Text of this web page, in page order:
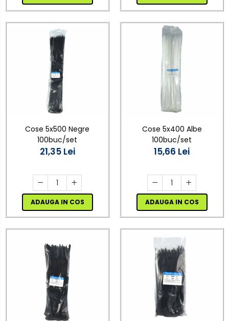
Cose 5x500 Negre
100buc/set
21,35 Lei
ADAUGA IN COS
Cose 5x400 Albe
100buc/set
15,66 Lei
ADAUGA IN COS